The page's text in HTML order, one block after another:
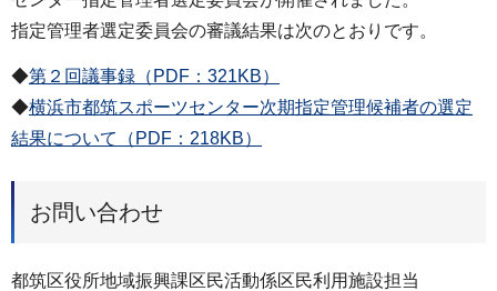
指定管理者選定委員会の審議結果は次のとおりです。
◆第２回議事録（PDF：321KB）
◆横浜市都筑スポーツセンター次期指定管理候補者の選定
結果について（PDF：218KB）
お問い合わせ
都筑区役所地域振興課区民活動係区民利用施設担当